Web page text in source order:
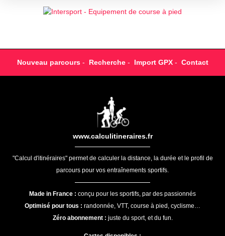
Nouveau parcours- Recherche- Import GPX- Contact
www.calculitineraires.fr
"Calcul d'itinéraires" permet de calculer la distance, la durée et le profil de
parcours pour vos entraînements sportifs.
Made in France : conçu pour les sportifs, par des passionnés
Optimisé pour tous : randonnée, VTT, course à pied, cyclisme…
Zéro abonnement : juste du sport, et du fun.